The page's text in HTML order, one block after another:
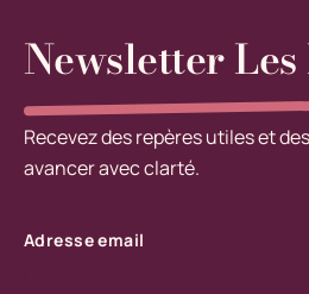
Newsletter
Recevez des repères utiles et
avancer avec clarté.
Adresse email